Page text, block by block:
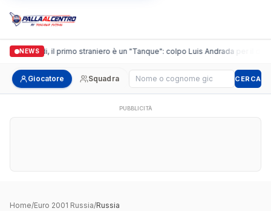
NEWS
Casalguidi, il primo straniero è un "Tanque": colpo Luis Andrada per il
Giocatore Squadra Cerca giocatore CERCA
PUBBLICITÀ
Home/Euro 2001 Russia/Russia